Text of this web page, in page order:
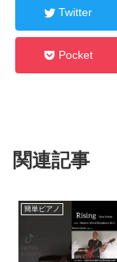
Twitter
Pocket
関連記事
簡単ピアノ